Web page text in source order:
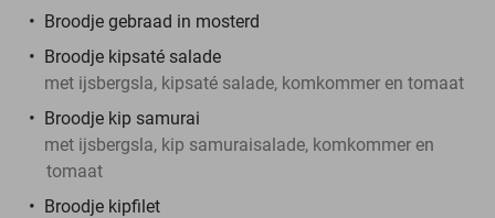
Broodje gebraad in mosterd
Broodje kipsaté salade
met ijsbergsla, kipsaté salade, komkommer en tomaat
Broodje kip samurai
met ijsbergsla, kip samuraisalade, komkommer en
tomaat
Broodje kipfilet